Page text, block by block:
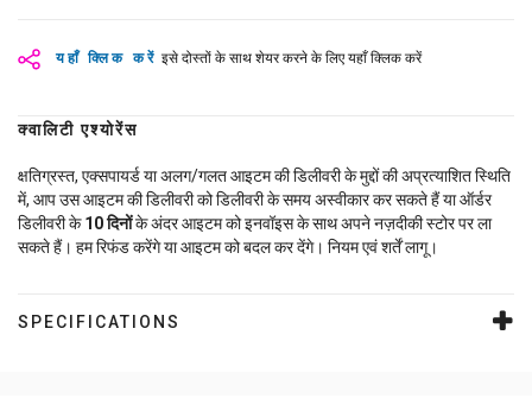
यहाँ क्लिक करें इसे दोस्तों के साथ शेयर करने के लिए यहाँ क्लिक करें
क्वालिटी एश्योरेंस
क्षतिग्रस्त, एक्सपायर्ड या अलग/गलत आइटम की डिलीवरी के मुद्दों की अप्रत्याशित स्थिति
में, आप उस आइटम की डिलीवरी को डिलीवरी के समय अस्वीकार कर सकते हैं या ऑर्डर
डिलीवरी के 10दिनोंके अंदर आइटम को इनवॉइस के साथ अपने नज़दीकी स्टोर पर ला
सकते हैं। हम रिफंड करेंगे या आइटम को बदल कर देंगे। नियम एवं शर्तें लागू।
SPECIFICATIONS